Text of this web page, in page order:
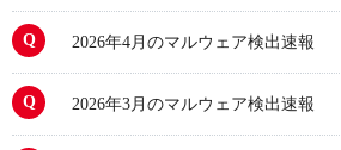
2026年4月のマルウェア検出速報
2026年3月のマルウェア検出速報